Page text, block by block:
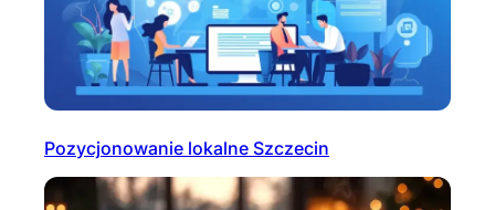
Pozycjonowanie lokalne Szczecin